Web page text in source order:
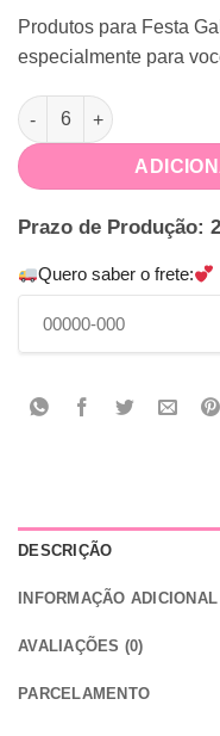
Produtos para Festa
especialmente para
Rótulo para Garrafa
Prazo de Produção:
Quero saber o frete:
DESCRIÇÃO
INFORMAÇÃO ADICIONAL
AVALIAÇÕES (0)
PARCELAMENTO